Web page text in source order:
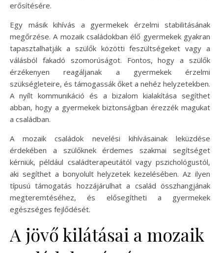
erősítésére.
Egy másik kihívás a gyermekek érzelmi stabilitásának
megőrzése. A mozaik családokban élő gyermekek gyakran
tapasztalhatják a szülők közötti feszültségeket vagy a
válásból fakadó szomorúságot. Fontos, hogy a szülők
érzékenyen reagáljanak a gyermekek érzelmi
szükségleteire, és támogassák őket a nehéz helyzetekben.
A nyílt kommunikáció és a bizalom kialakítása segíthet
abban, hogy a gyermekek biztonságban érezzék magukat
a családban.
A mozaik családok nevelési kihívásainak leküzdése
érdekében a szülőknek érdemes szakmai segítséget
kérniük, például családterapeutától vagy pszichológustól,
aki segíthet a bonyolult helyzetek kezelésében. Az ilyen
típusú támogatás hozzájárulhat a család összhangjának
megteremtéséhez, és elősegítheti a gyermekek
egészséges fejlődését.
A jövő kilátásai a mozaik